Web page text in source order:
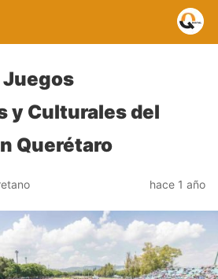
y Culturales del
Querétaro
hace 1 año